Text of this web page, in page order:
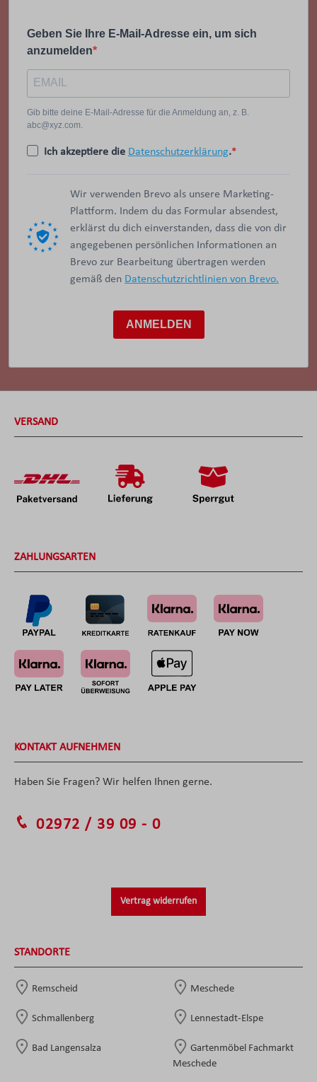
Geben Sie Ihre E-Mail-Adresse ein, um sich
anzumelden
Gib bitte deine E-Mail-Adresse für die Anmeldung an, z. B.
abc@xyz.com.
Ich akzeptiere die Datenschutzerklärung.
Wir verwenden Brevo als unsere Marketing-
Plattform. Indem du das Formular absendest,
erklärst du dich einverstanden, dass die von dir
angegebenen persönlichen Informationen an
Brevo zur Bearbeitung übertragen werden
gemäß den Datenschutzrichtlinien von Brevo.
ANMELDEN
VERSAND
ZAHLUNGSARTEN
KONTAKT AUFNEHMEN
Haben Sie Fragen? Wir helfen Ihnen gerne.
02972 / 39 09 - 0
Vertrag widerrufen
STANDORTE
Remscheid Meschede
Schmallenberg Lennestadt-Elspe
Bad Langensalza
Gartenmöbel Fachmarkt
Meschede